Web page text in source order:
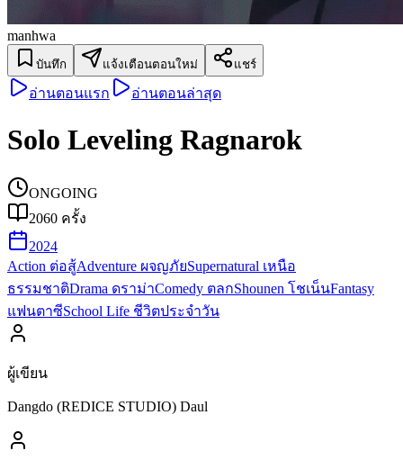
manhwa
บันทึก แจ้งเตือนตอนใหม่ แชร์
อ่านตอนแรก อ่านตอนล่าสุด
Solo Leveling Ragnarok
ONGOING
2060 ครั้ง
2024
Action ต่อสู้Adventure ผจญภัยSupernatural เหนือ
ธรรมชาติDrama ดราม่าComedy ตลกShounen โชเน็นFantasy
แฟนตาซีSchool Life ชีวิตประจำวัน
ผู้เขียน
Dangdo (REDICE STUDIO) Daul